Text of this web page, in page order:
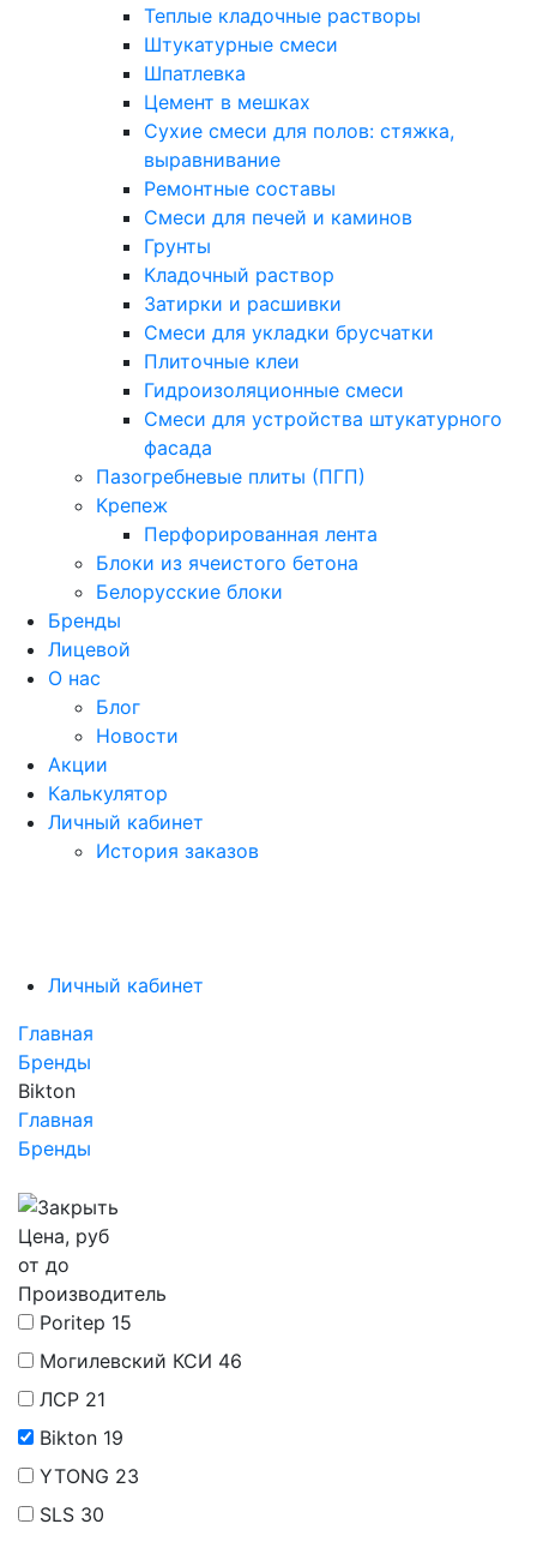
Теплые кладочные растворы
Штукатурные смеси
Шпатлевка
Цемент в мешках
Сухие смеси для полов: стяжка,
выравнивание
Ремонтные составы
Смеси для печей и каминов
Грунты
Кладочный раствор
Затирки и расшивки
Смеси для укладки брусчатки
Плиточные клеи
Гидроизоляционные смеси
Смеси для устройства штукатурного
фасада
Пазогребневые плиты (ПГП)
Крепеж
Перфорированная лента
Блоки из ячеистого бетона
Белорусские блоки
Бренды
Лицевой
О нас
Блог
Новости
Акции
Калькулятор
Личный кабинет
История заказов
Личный кабинет
Главная
Бренды
Bikton
Главная
Бренды
Цена, руб
от до
Производитель
Poritep 15
Могилевский КСИ 46
ЛСР 21
Bikton 19
YTONG 23
SLS 30